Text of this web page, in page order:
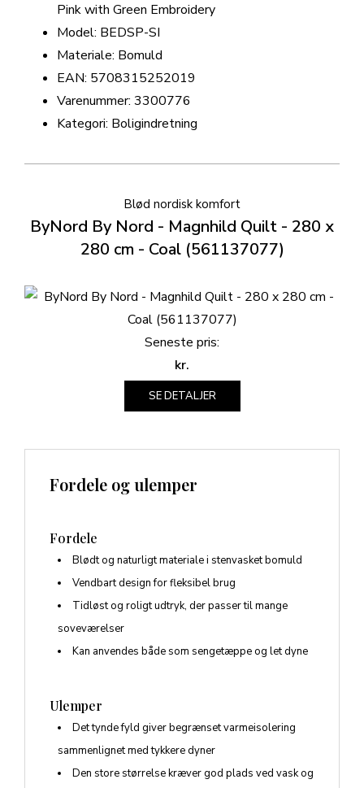
Pink with Green Embroidery
Model: BEDSP-SI
Materiale: Bomuld
EAN: 5708315252019
Varenummer: 3300776
Kategori: Boligindretning
Blød nordisk komfort
ByNord By Nord - Magnhild Quilt - 280 x
280 cm - Coal (561137077)
Fordele og ulemper
Fordele
Blødt og naturligt materiale i stenvasket bomuld
Vendbart design for fleksibel brug
Tidløst og roligt udtryk, der passer til mange
soveværelser
Kan anvendes både som sengetæppe og let dyne
Ulemper
Det tynde fyld giver begrænset varmeisolering
sammenlignet med tykkere dyner
Den store størrelse kræver god plads ved vask og
Seneste pris:
kr.
SE DETALJER